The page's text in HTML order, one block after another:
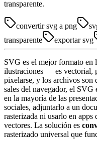
transparente.
convertir svg a png
transparente
exportar svg
SVG es el mejor formato en
ilustraciones — es vectorial,
pixelarse, y los archivos son
sales del navegador, el SVG
en la mayoría de las
sociales, adjuntarlo a un
rasterizada ni usarlo en
vectores. La solución es
rasterizado universal que